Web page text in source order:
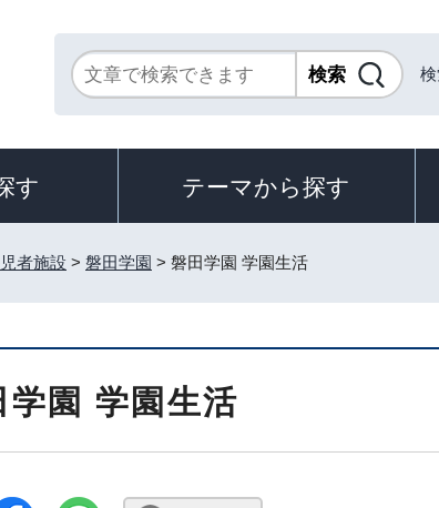
す テーマから探す
者施設 > 磐田学園 > 磐田学園 学園生活
学園 学園生活